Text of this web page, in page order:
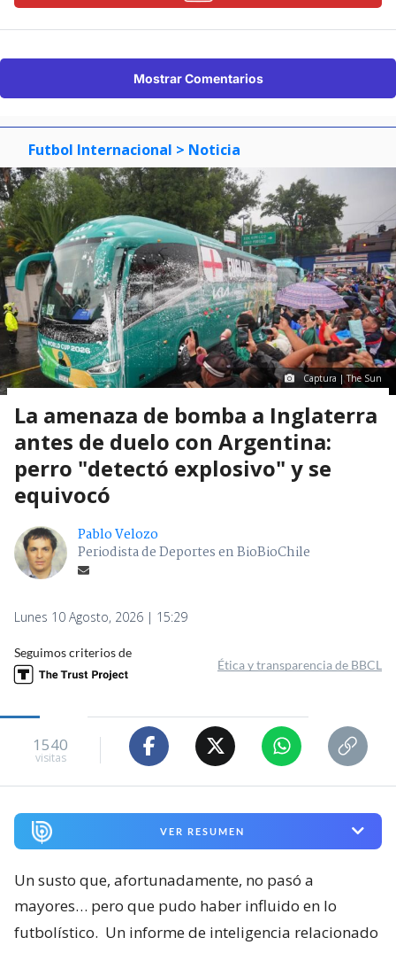
Mostrar Comentarios
Futbol Internacional > Noticia
Captura | The Sun
La amenaza de bomba a Inglaterra
antes de duelo con Argentina:
perro "detectó explosivo" y se
equivocó
Pablo Velozo
Periodista de Deportes en BioBioChile
Lunes 10 Agosto, 2026 | 15:29
Seguimos criterios de
Ética y transparencia de BBCL
1540
visitas
VER RESUMEN
Un susto que, afortunadamente, no pasó a
mayores… pero que pudo haber influido en lo
futbolístico. Un informe de inteligencia relacionado